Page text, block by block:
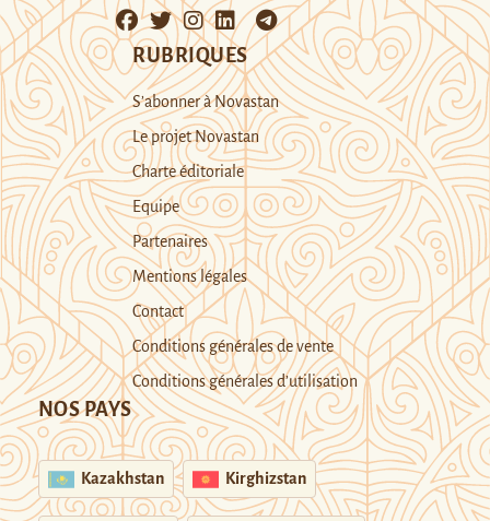
RUBRIQUES
S’abonner à Novastan
Le projet Novastan
Charte éditoriale
Equipe
Partenaires
Mentions légales
Contact
Conditions générales de vente
Conditions générales d’utilisation
NOS PAYS
Kazakhstan Kirghizstan